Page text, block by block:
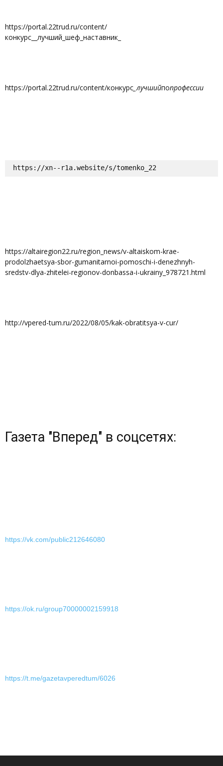
https://portal.22trud.ru/content/
конкурс__лучший_шеф_наставник_
https://portal.22trud.ru/content/конкурс _лучшийпопрофессии
https://xn--r1a.website/s/tomenko_22
https://altairegion22.ru/region_news/v-altaiskom-krae-
prodolzhaetsya-sbor-gumanitarnoi-pomoschi-i-denezhnyh-
sredstv-dlya-zhitelei-regionov-donbassa-i-ukrainy_978721.html
http://vpered-tum.ru/2022/08/05/kak-obratitsya-v-cur/
Газета "Вперед" в соцсетях:
https://vk.com/public212646080
https://ok.ru/group70000002159918
https://t.me/gazetavperedtum/6026